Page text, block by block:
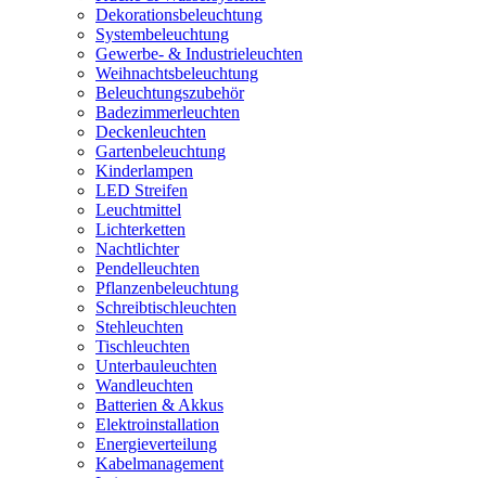
Dekorationsbeleuchtung
Systembeleuchtung
Gewerbe- & Industrieleuchten
Weihnachtsbeleuchtung
Beleuchtungszubehör
Badezimmerleuchten
Deckenleuchten
Gartenbeleuchtung
Kinderlampen
LED Streifen
Leuchtmittel
Lichterketten
Nachtlichter
Pendelleuchten
Pflanzenbeleuchtung
Schreibtischleuchten
Stehleuchten
Tischleuchten
Unterbauleuchten
Wandleuchten
Batterien & Akkus
Elektroinstallation
Energieverteilung
Kabelmanagement